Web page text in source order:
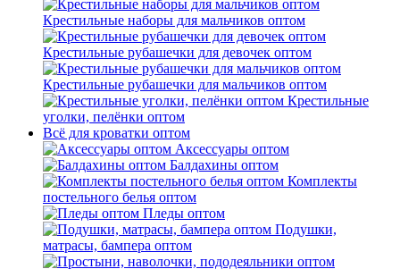
Крестильные наборы для мальчиков оптом
Крестильные рубашечки для девочек оптом
Крестильные рубашечки для мальчиков оптом
Крестильные
уголки, пелёнки оптом
Всё для кроватки оптом
Аксессуары оптом
Балдахины оптом
Комплекты
постельного белья оптом
Пледы оптом
Подушки,
матрасы, бампера оптом